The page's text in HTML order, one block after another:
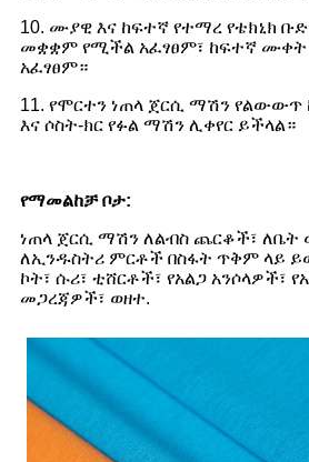
10. ሙያዊ እና ከፍተኛ የተማረ የቴክኒክ
መቋቋም የሚችል አፈፃፀም፣ ከፍተኛ
አፈፃፀም።
11. የሞርተን ነጠላ ጀርሲ ማሽን
እና ሶስት-ክር የፉል ማሽን ሊቀየር ይችላል።
የማመልከቻ ቦታ:
ነጠላ ጀርሲ ማሽን ለልብስ ጨርቆች፣ ለቤት
ለኢንዱስትሪ ምርቶች በስፋት ጥቅም ላይ
ኮት፣ ሱሪ፣ ቲሸርቶች፣ የአልጋ አንሶላዎች፣
መጋረጃዎች፣ ወዘተ.